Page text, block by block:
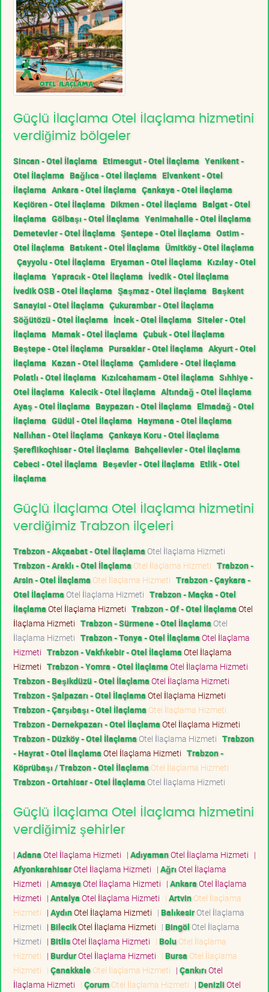
Güçlü İlaçlama Otel İlaçlama hizmetini
verdiğimiz bölgeler
Sincan - Otel İlaçlama Etimesgut - Otel İlaçlama Yenikent -
Otel İlaçlama Bağlıca - Otel İlaçlama Elvankent - Otel
İlaçlama Ankara - Otel İlaçlama Çankaya - Otel İlaçlama
Keçiören - Otel İlaçlama Dikmen - Otel İlaçlama Balgat - Otel
İlaçlama Gölbaşı - Otel İlaçlama Yenimahalle - Otel İlaçlama
Demetevler - Otel İlaçlama Şentepe - Otel İlaçlama Ostim -
Otel İlaçlama Batıkent - Otel İlaçlama Ümitköy - Otel İlaçlama
Çayyolu - Otel İlaçlama Eryaman - Otel İlaçlama Kızılay - Otel
İlaçlama Yapracık - Otel İlaçlama İvedik - Otel İlaçlama
İvedik OSB - Otel İlaçlama Şaşmaz - Otel İlaçlama Başkent
Sanayisi - Otel İlaçlama Çukurambar - Otel İlaçlama
Söğütözü - Otel İlaçlama İncek - Otel İlaçlama Siteler - Otel
İlaçlama Mamak - Otel İlaçlama Çubuk - Otel İlaçlama
Beştepe - Otel İlaçlama Pursaklar - Otel İlaçlama Akyurt - Otel
İlaçlama Kazan - Otel İlaçlama Çamlıdere - Otel İlaçlama
Polatlı - Otel İlaçlama Kızılcahamam - Otel İlaçlama Sıhhiye -
Otel İlaçlama Kalecik - Otel İlaçlama Altındağ - Otel İlaçlama
Ayaş - Otel İlaçlama Baypazarı - Otel İlaçlama Elmadağ - Otel
İlaçlama Güdül - Otel İlaçlama Haymana - Otel İlaçlama
Nallıhan - Otel İlaçlama Çankaya Koru - Otel İlaçlama
Şereflikoçhisar - Otel İlaçlama Bahçelievler - Otel İlaçlama
Cebeci - Otel İlaçlama Beşevler - Otel İlaçlama Etlik - Otel
İlaçlama
Güçlü İlaçlama Otel İlaçlama hizmetini
verdiğimiz Trabzon ilçeleri
Trabzon - Akçaabat - Otel İlaçlama Otel İlaçlama Hizmeti
Trabzon - Araklı - Otel İlaçlama Otel İlaçlama Hizmeti Trabzon -
Arsin - Otel İlaçlama Otel İlaçlama Hizmeti Trabzon - Çaykara -
Otel İlaçlama Otel İlaçlama Hizmeti Trabzon - Maçka - Otel
İlaçlamaOtel İlaçlama Hizmeti Trabzon - Of - Otel İlaçlamaOtel
İlaçlama Hizmeti Trabzon - Sürmene - Otel İlaçlama Otel
İlaçlama Hizmeti Trabzon - Tonya - Otel İlaçlamaOtel İlaçlama
Hizmeti Trabzon - Vakfıkebir - Otel İlaçlamaOtel İlaçlama
Hizmeti Trabzon - Yomra - Otel İlaçlamaOtel İlaçlama Hizmeti
Trabzon - Beşikdüzü - Otel İlaçlamaOtel İlaçlama Hizmeti
Trabzon - Şalpazarı - Otel İlaçlamaOtel İlaçlama Hizmeti
Trabzon - Çarşıbaşı - Otel İlaçlama Otel İlaçlama Hizmeti
Trabzon - Dernekpazarı - Otel İlaçlamaOtel İlaçlama Hizmeti
Trabzon - Düzköy - Otel İlaçlama Otel İlaçlama Hizmeti Trabzon
- Hayrat - Otel İlaçlamaOtel İlaçlama Hizmeti Trabzon -
Köprübaşı / Trabzon - Otel İlaçlama Otel İlaçlama Hizmeti
Trabzon - Ortahisar - Otel İlaçlama Otel İlaçlama Hizmeti
Güçlü İlaçlama Otel İlaçlama hizmetini
verdiğimiz şehirler
| AdanaOtel İlaçlama Hizmeti | AdıyamanOtel İlaçlama Hizmeti |
AfyonkarahisarOtel İlaçlama Hizmeti | AğrıOtel İlaçlama
Hizmeti | AmasyaOtel İlaçlama Hizmeti | AnkaraOtel İlaçlama
Hizmeti | AntalyaOtel İlaçlama Hizmeti | ArtvinOtel İlaçlama
Hizmeti | AydınOtel İlaçlama Hizmeti | BalıkesirOtel İlaçlama
Hizmeti | BilecikOtel İlaçlama Hizmeti | Bingöl Otel İlaçlama
Hizmeti | BitlisOtel İlaçlama Hizmeti | BoluOtel İlaçlama
Hizmeti | BurdurOtel İlaçlama Hizmeti | Bursa Otel İlaçlama
Hizmeti | ÇanakkaleOtel İlaçlama Hizmeti | ÇankırıOtel
İlaçlama Hizmeti | ÇorumOtel İlaçlama Hizmeti | DenizliOtel